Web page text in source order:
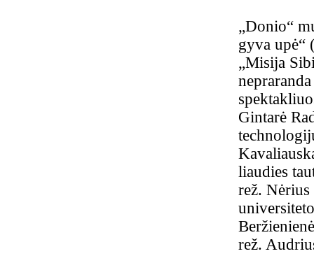
„Donio“
gyva upė“
„Misija
Gintarė
liaudies
rež.
rež.